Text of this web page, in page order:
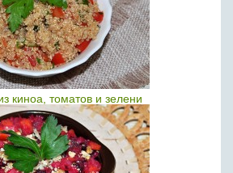
киноа, томатов и зелени